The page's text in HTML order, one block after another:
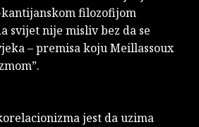
kantijanskom filozofijom
svijet nije misliv bez da se
– premisa koju Meillassoux
jest da uzima